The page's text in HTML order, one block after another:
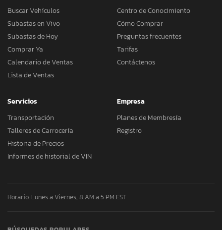
Buscar Vehículos
Subastas en Vivo
Subastas de Hoy
Comprar Ya
Calendario de Ventas
Lista de Ventas
Centro de Conocimiento
Cómo Comprar
Preguntas frecuentes
Tarifas
Contáctenos
Servicios
Transportación
Talleres de Carrocería
Historia de Precios
Informes de historial de VIN
Empresa
Planes de Membresía
Registro
Horario: Lunes a Viernes, 8 AM a 5 PM EST